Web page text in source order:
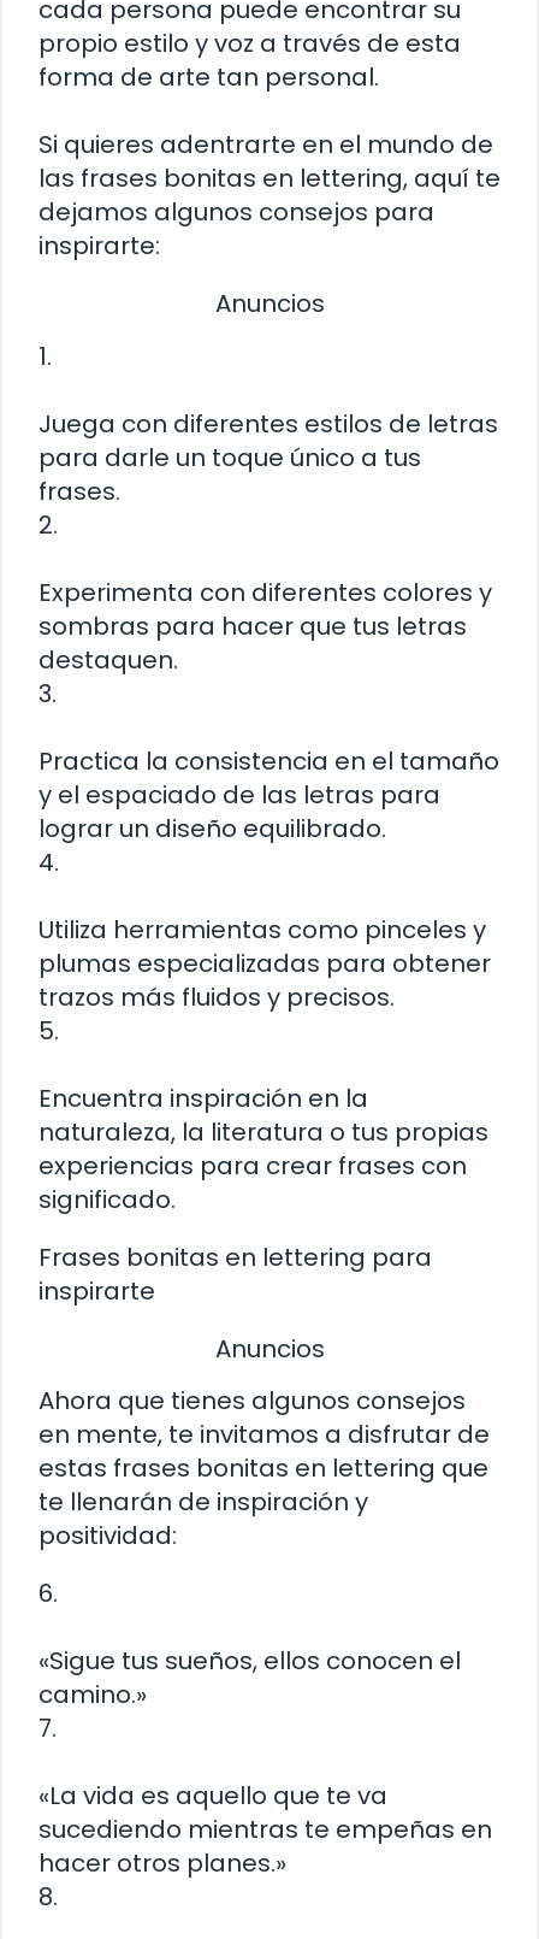
cada persona puede encontrar su
propio estilo y voz a través de esta
forma de arte tan personal.
Si quieres adentrarte en el mundo de
las frases bonitas en lettering, aquí te
dejamos algunos consejos para
inspirarte:
Anuncios
1.
Juega con diferentes estilos de letras
para darle un toque único a tus
frases.
2.
Experimenta con diferentes colores y
sombras para hacer que tus letras
destaquen.
3.
Practica la consistencia en el tamaño
y el espaciado de las letras para
lograr un diseño equilibrado.
4.
Utiliza herramientas como pinceles y
plumas especializadas para obtener
trazos más fluidos y precisos.
5.
Encuentra inspiración en la
naturaleza, la literatura o tus propias
experiencias para crear frases con
significado.
Frases bonitas en lettering para
inspirarte
Anuncios
Ahora que tienes algunos consejos
en mente, te invitamos a disfrutar de
estas frases bonitas en lettering que
te llenarán de inspiración y
positividad:
6.
«Sigue tus sueños, ellos conocen el
camino.»
7.
«La vida es aquello que te va
sucediendo mientras te empeñas en
hacer otros planes.»
8.